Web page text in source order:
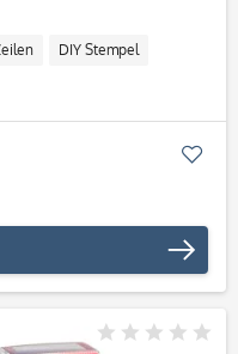
DIY Stempel